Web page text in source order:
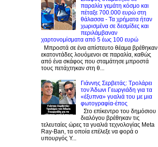
παραλία γεμάτη κόσμο και
πέταξε 700.000 ευρώ στη
θάλασσα - Τα χρήματα ήταν
χωρισμένα σε δεσμίδες και
περιλάμβαναν
χαρτονομίσματα από 5 έως 100 ευρώ
Μπροστά σε ένα απίστευτο θέαμα βρέθηκαν
εκατοντάδες λουόμενοι σε παραλία, καθώς
από ένα σκάφος που σταμάτησε μπροστά
τους πετάχτηκαν στη θ...
Γιάννης Σερβετάς: Τρολάρει
τον Άδωνι Γεωργιάδη για τα
«έξυπνα» γυαλιά του με μια
φωτογραφία-έπος
Στο επίκεντρο του δημόσιου
διαλόγου βρέθηκαν τις
τελευταίες ώρες τα γυαλιά τεχνολογίας Meta
Ray-Ban, τα οποία επέλεξε να φορά ο
υπουργός Υ...